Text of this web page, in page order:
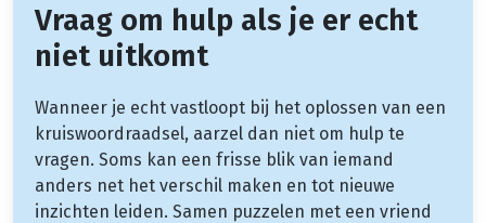
Vraag om hulp als je er echt
niet uitkomt
Wanneer je echt vastloopt bij het oplossen van een
kruiswoordraadsel, aarzel dan niet om hulp te
vragen. Soms kan een frisse blik van iemand
anders net het verschil maken en tot nieuwe
inzichten leiden. Samen puzzelen met een vriend